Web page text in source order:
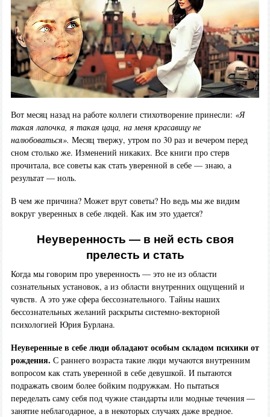
Вот месяц назад на работе коллеги стихотворение принесли: «Я
такая лапочка, я такая цаца, на меня красавицу не
налюбоваться». Месяц твержу, утром по 30 раз и вечером перед
сном столько же. Изменений никаких. Все книги про стерв
прочитала, все советы как стать уверенной в себе — знаю, а
результат — ноль.
В чем же причина? Может врут советы? Но ведь мы же видим
вокруг уверенных в себе людей. Как им это удается?
Неуверенность — в ней есть своя
прелесть и стать
Когда мы говорим про уверенность — это не из области
сознательных установок, а из области внутренних ощущений и
чувств. А это уже сфера бессознательного. Тайны наших
бессознательных желаний раскрыты системно-векторной
психологией Юрия Бурлана.
Неуверенные в себе люди обладают особым складом психики от
рождения. С раннего возраста такие люди мучаются внутренним
вопросом как стать уверенной в себе девушкой. И пытаются
подражать своим более бойким подружкам. Но пытаться
переделать саму себя под чужие стандарты или модные течения —
занятие неблагодарное, а в некоторых случаях даже вредное.